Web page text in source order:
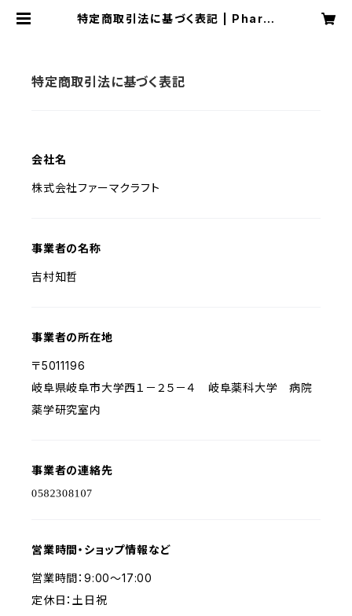
特定商取引法に基づく表記 | Pharm
特定商取引法に基づく表記
会社名
株式会社ファーマクラフト
事業者の名称
吉村知哲
事業者の所在地
〒5011196
岐阜県岐阜市大学西１－２５－４ 岐阜薬科大学 病院
薬学研究室内
事業者の連絡先
営業時間・ショップ情報など
営業時間：9:00～17:00
定休日：土日祝